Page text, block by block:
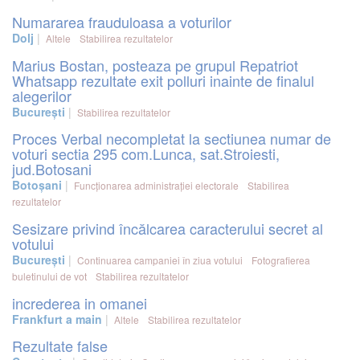
Numararea frauduloasa a voturilor
Dolj Altele Stabilirea rezultatelor
Marius Bostan, posteaza pe grupul Repatriot
Whatsapp rezultate exit polluri inainte de finalul
alegerilor
București Stabilirea rezultatelor
Proces Verbal necompletat la sectiunea numar de
voturi sectia 295 com.Lunca, sat.Stroiesti,
jud.Botosani
Botoșani Funcționarea administrației electorale
Stabilirea
rezultatelor
Sesizare privind încălcarea caracterului secret al
votului
București Continuarea campaniei în ziua votului
Fotografierea
buletinului de vot
Stabilirea rezultatelor
increderea in omanei
Frankfurt a main Altele Stabilirea rezultatelor
Rezultate false